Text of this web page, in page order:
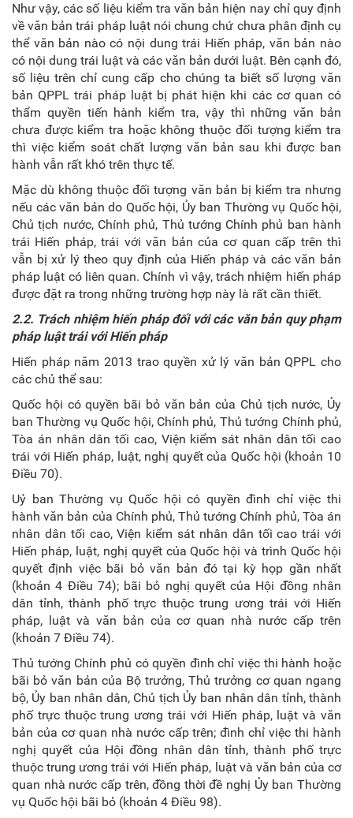
Như vậy, các số liệu kiểm tra văn bản hiện nay chỉ quy định
về văn bản trái pháp luật nói chung chứ chưa phân định cụ
thể văn bản nào có nội dung trái Hiến pháp, văn bản nào
có nội dung trái luật và các văn bản dưới luật. Bên cạnh đó,
số liệu trên chỉ cung cấp cho chúng ta biết số lượng văn
bản QPPL trái pháp luật bị phát hiện khi các cơ quan có
thẩm quyền tiến hành kiểm tra, vậy thì những văn bản
chưa được kiểm tra hoặc không thuộc đối tượng kiểm tra
thì việc kiểm soát chất lượng văn bản sau khi được ban
hành vẫn rất khó trên thực tế.
Mặc dù không thuộc đối tượng văn bản bị kiểm tra nhưng
nếu các văn bản do Quốc hội, Ủy ban Thường vụ Quốc hội,
Chủ tịch nước, Chính phủ, Thủ tướng Chính phủ ban hành
trái Hiến pháp, trái với văn bản của cơ quan cấp trên thì
vẫn bị xử lý theo quy định của Hiến pháp và các văn bản
pháp luật có liên quan. Chính vì vậy, trách nhiệm hiến pháp
được đặt ra trong những trường hợp này là rất cần thiết.
2.2. Trách nhiệm hiến pháp đối với các văn bản quy phạm
pháp luật trái với Hiến pháp
Hiến pháp năm 2013 trao quyền xử lý văn bản QPPL cho
các chủ thể sau:
Quốc hội có quyền bãi bỏ văn bản của Chủ tịch nước, Ủy
ban Thường vụ Quốc hội, Chính phủ, Thủ tướng Chính phủ,
Tòa án nhân dân tối cao, Viện kiểm sát nhân dân tối cao
trái với Hiến pháp, luật, nghị quyết của Quốc hội (khoản 10
Điều 70).
Uỷ ban Thường vụ Quốc hội có quyền đình chỉ việc thi
hành văn bản của Chính phủ, Thủ tướng Chính phủ, Tòa án
nhân dân tối cao, Viện kiểm sát nhân dân tối cao trái với
Hiến pháp, luật, nghị quyết của Quốc hội và trình Quốc hội
quyết định việc bãi bỏ văn bản đó tại kỳ họp gần nhất
(khoản 4 Điều 74); bãi bỏ nghị quyết của Hội đồng nhân
dân tỉnh, thành phố trực thuộc trung ương trái với Hiến
pháp, luật và văn bản của cơ quan nhà nước cấp trên
(khoản 7 Điều 74).
Thủ tướng Chính phủ có quyền đình chỉ việc thi hành hoặc
bãi bỏ văn bản của Bộ trưởng, Thủ trưởng cơ quan ngang
bộ, Ủy ban nhân dân, Chủ tịch Ủy ban nhân dân tỉnh, thành
phố trực thuộc trung ương trái với Hiến pháp, luật và văn
bản của cơ quan nhà nước cấp trên; đình chỉ việc thi hành
nghị quyết của Hội đồng nhân dân tỉnh, thành phố trực
thuộc trung ương trái với Hiến pháp, luật và văn bản của cơ
quan nhà nước cấp trên, đồng thời đề nghị Ủy ban Thường
vụ Quốc hội bãi bỏ (khoản 4 Điều 98).